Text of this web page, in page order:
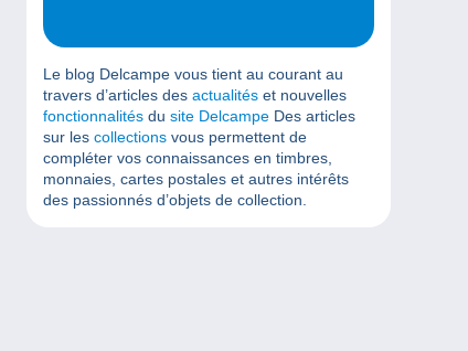
Le blog Delcampe vous tient au courant au
travers d’articles des actualités et nouvelles
fonctionnalités du site Delcampe Des articles
sur les collections vous permettent de
compléter vos connaissances en timbres,
monnaies, cartes postales et autres intérêts
des passionnés d’objets de collection.